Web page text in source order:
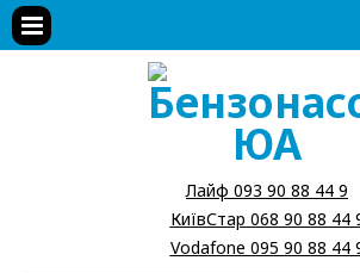
Лайф 093 90 88 44 9
КиївСтар 068 90 88 44
Vodafone 095 90 88 44